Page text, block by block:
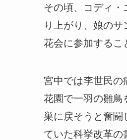
その頃、コディ・
り上がり、娘の
花会に参加するこ
宮中では李世民の
花園で一羽の雛鳥
巣に戻そうと奮闘
ていた科挙改革の